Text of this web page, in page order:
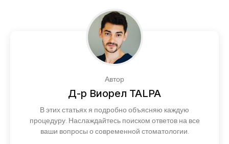
Автор
Д-р Виорел TALPA
В этих статьях я подробно объясняю каждую
процедуру. Наслаждайтесь поиском ответов на все
ваши вопросы о современной стоматологии.